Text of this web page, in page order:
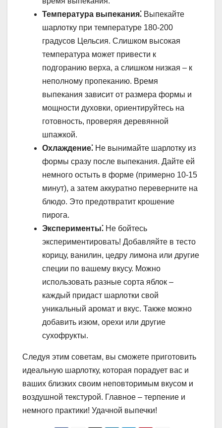
Температура выпекания⁚ Выпекайте
шарлотку при температуре 180-200
градусов Цельсия. Слишком высокая
температура может привести к
подгоранию верха, а слишком низкая – к
неполному пропеканию. Время
выпекания зависит от размера формы и
мощности духовки, ориентируйтесь на
готовность, проверяя деревянной
шпажкой.
Охлаждение⁚ Не вынимайте шарлотку из
формы сразу после выпекания. Дайте ей
немного остыть в форме (примерно 10-15
минут), а затем аккуратно переверните на
блюдо. Это предотвратит крошение
пирога.
Эксперименты⁚ Не бойтесь
экспериментировать! Добавляйте в тесто
корицу, ванилин, цедру лимона или другие
специи по вашему вкусу. Можно
использовать разные сорта яблок –
каждый придаст шарлотки свой
уникальный аромат и вкус. Также можно
добавить изюм, орехи или другие
сухофрукты.
Следуя этим советам, вы сможете приготовить
идеальную шарлотку, которая порадует вас и
ваших близких своим неповторимым вкусом и
воздушной текстурой. Главное – терпение и
немного практики! Удачной выпечки!